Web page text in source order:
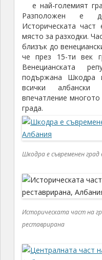
е най-големият
Разположен е
Историческата
място за разходки.
близък до
че през 15-ти век
Венецианската
подържана Шкодра
всички албански
впечатление
града.
Шкодра е съвременен град
Историческата част на
реставрирана